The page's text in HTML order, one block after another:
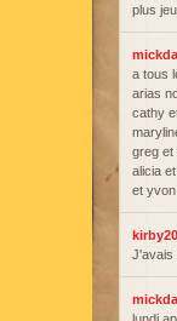
plus
a tous
arias
cathy
greg et
alicia
et yvon
J'avais